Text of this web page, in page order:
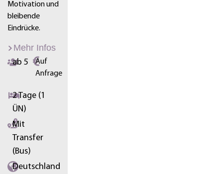
Motivation und
bleibende
Eindrücke.
Mehr Infos
ab 5
Auf
Anfrage
2 Tage (1
ÜN)
Mit
Transfer
(Bus)
Deutschland